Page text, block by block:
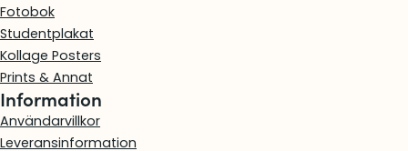
2
0
x
2
0
c
m
Fotobok
Studentplakat
Kollage Posters
Prints & Annat
Information
Användarvillkor
Leveransinformation